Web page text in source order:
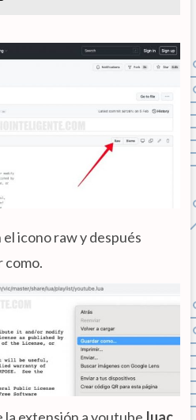
icono raw y después
como.